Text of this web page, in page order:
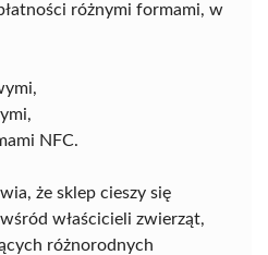
różnymi formami, w
NFC.
że sklep cieszy się
właścicieli zwierząt,
różnorodnych